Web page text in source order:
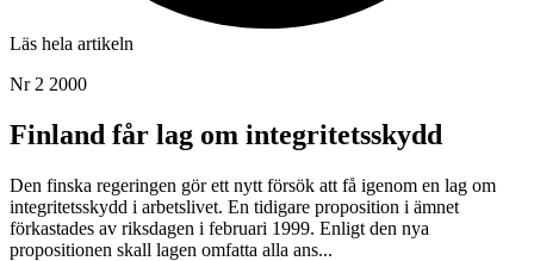
Läs hela artikeln
Nr 2 2000
Finland får lag om integritetsskydd
Den finska regeringen gör ett nytt försök att få igenom en lag om
integritetsskydd i arbetslivet. En tidigare proposition i ämnet
förkastades av riksdagen i februari 1999. Enligt den nya
propositionen skall lagen omfatta alla ans...